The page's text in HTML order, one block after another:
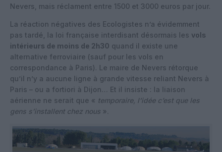
Nevers, mais réclament entre 1500 et 3000 euros par jour.
La réaction négatives des Ecologistes n’a évidemment
pas tardé, la loi française interdisant désormais les vols
intérieurs de moins de 2h30 quand il existe une
alternative ferroviaire (sauf pour les vols en
correspondance à Paris). Le maire de Nevers rétorque
qu’il n’y a aucune ligne à grande vitesse reliant Nevers à
Paris – ou a fortiori à Dijon… Et il insiste : la liaison
aérienne ne serait que « temporaire, l’idée c’est que les
gens s’installent chez nous ».